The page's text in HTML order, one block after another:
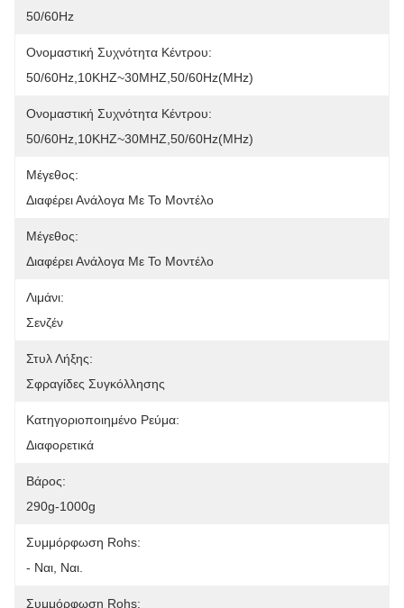
50/60Hz
Ονομαστική Συχνότητα Κέντρου:
50/60Hz,10KHZ~30MHZ,50/60Hz(MHz)
Ονομαστική Συχνότητα Κέντρου:
50/60Hz,10KHZ~30MHZ,50/60Hz(MHz)
Μέγεθος:
Διαφέρει Ανάλογα Με Το Μοντέλο
Μέγεθος:
Διαφέρει Ανάλογα Με Το Μοντέλο
Λιμάνι:
Σενζέν
Στυλ Λήξης:
Σφραγίδες Συγκόλλησης
Κατηγοριοποιημένο Ρεύμα:
Διαφορετικά
Βάρος:
290g-1000g
Συμμόρφωση Rohs:
- Ναι, Ναι.
Συμμόρφωση Rohs: